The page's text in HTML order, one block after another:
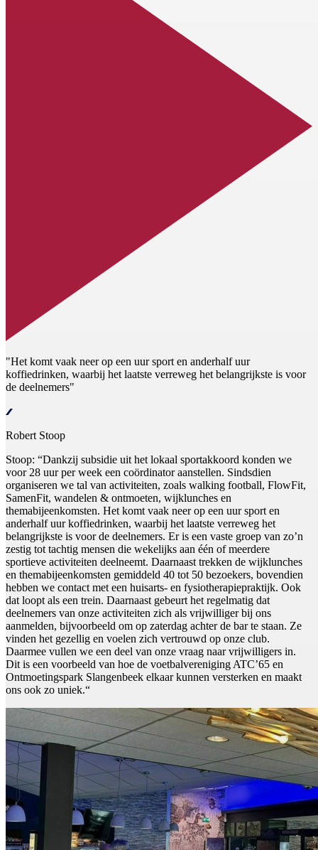
"Het komt vaak neer op een uur sport en anderhalf uur
koffiedrinken, waarbij het laatste verreweg het belangrijkste is voor
de deelnemers"
Robert Stoop
Stoop: “Dankzij subsidie uit het lokaal sportakkoord konden we
voor 28 uur per week een coördinator aanstellen. Sindsdien
organiseren we tal van activiteiten, zoals walking football, FlowFit,
SamenFit, wandelen & ontmoeten, wijklunches en
themabijeenkomsten. Het komt vaak neer op een uur sport en
anderhalf uur koffiedrinken, waarbij het laatste verreweg het
belangrijkste is voor de deelnemers. Er is een vaste groep van zo’n
zestig tot tachtig mensen die wekelijks aan één of meerdere
sportieve activiteiten deelneemt. Daarnaast trekken de wijklunches
en themabijeenkomsten gemiddeld 40 tot 50 bezoekers, bovendien
hebben we contact met een huisarts- en fysiotherapiepraktijk. Ook
dat loopt als een trein. Daarnaast gebeurt het regelmatig dat
deelnemers van onze activiteiten zich als vrijwilliger bij ons
aanmelden, bijvoorbeeld om op zaterdag achter de bar te staan. Ze
vinden het gezellig en voelen zich vertrouwd op onze club.
Daarmee vullen we een deel van onze vraag naar vrijwilligers in.
Dit is een voorbeeld van hoe de voetbalvereniging ATC’65 en
Ontmoetingspark Slangenbeek elkaar kunnen versterken en maakt
ons ook zo uniek.“